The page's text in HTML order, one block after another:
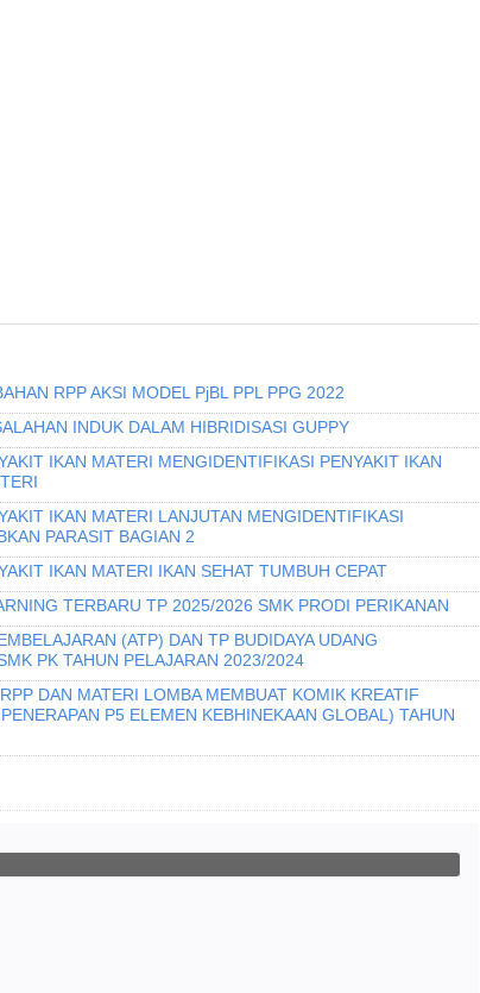
RPP AKSI MODEL PjBL PPL PPG 2022
INDUK DALAM HIBRIDISASI GUPPY
IKAN MATERI MENGIDENTIFIKASI PENYAKIT IKAN
IKAN MATERI LANJUTAN MENGIDENTIFIKASI
PARASIT BAGIAN 2
IKAN MATERI IKAN SEHAT TUMBUH CEPAT
TERBARU TP 2025/2026 SMK PRODI PERIKANAN
(ATP) DAN TP BUDIDAYA UDANG
PK TAHUN PELAJARAN 2023/2024
DAN MATERI LOMBA MEMBUAT KOMIK KREATIF
P5 ELEMEN KEBHINEKAAN GLOBAL) TAHUN